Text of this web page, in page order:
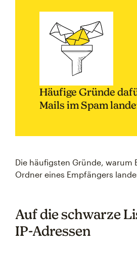
Häufige Gründe
Mails im Spam
Die häufigsten Gründe, warum
Ordner eines Empfängers
Auf die schwarze
IP-Adressen